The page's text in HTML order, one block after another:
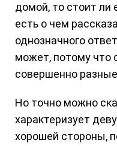
домой, то стоит ли
есть о чем
однозначного
может, потому что
совершенно
Но точно можно
характеризует
хорошей стороны,